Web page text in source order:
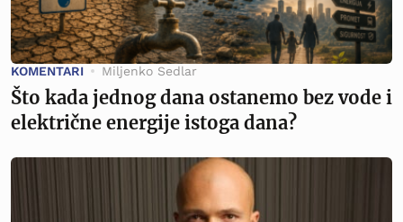
KOMENTARI Miljenko Sedlar
Što kada jednog dana ostanemo bez vode i
električne energije istoga dana?